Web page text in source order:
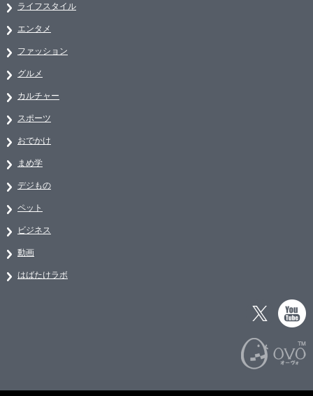
ライフスタイル
エンタメ
ファッション
グルメ
カルチャー
スポーツ
おでかけ
まめ学
デジもの
ペット
ビジネス
動画
はばたけラボ